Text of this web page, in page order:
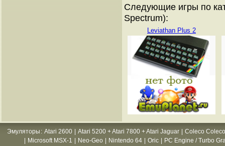
Следующие игры по
Spectrum):
Leviathan Plus 2
Эмуляторы : Atari 2600 Atari 5200 + Atari 7800 + Atari Jaguar
Coleco
Microsoft MSX-1 Neo-Geo Nintendo 64 Oric PC Engine / Turbo